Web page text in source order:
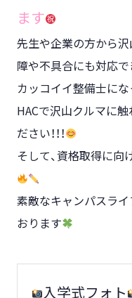
ます
先生や企業の方から
障や不具合にも対応で
カッコイイ整備士に
HACで沢山クルマに触
ださい！！！
そして、資格取得に向
素敵なキャンパスラ
おります
入学式フォト